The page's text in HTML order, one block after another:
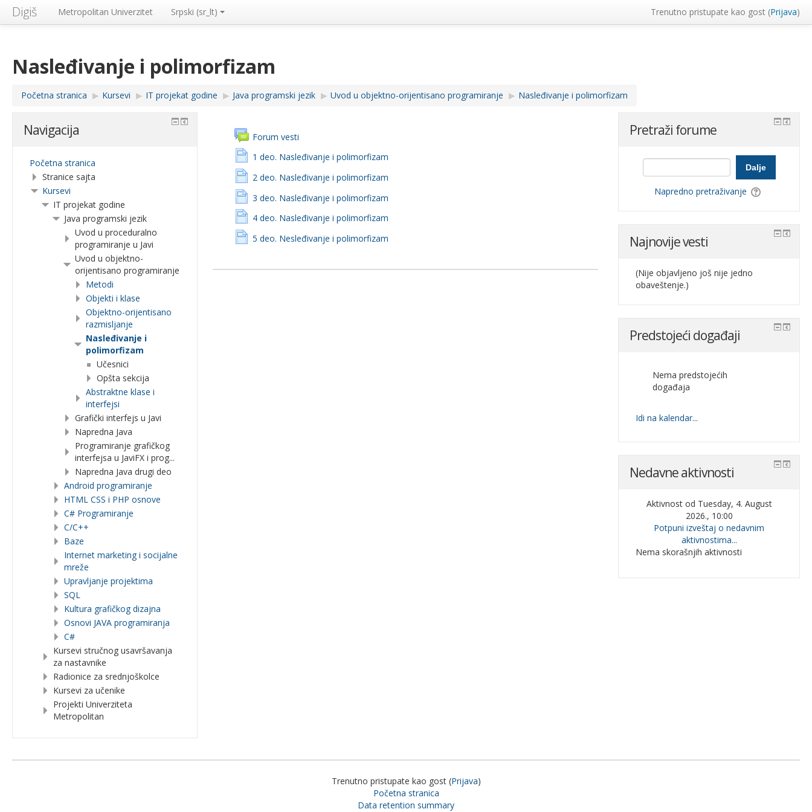
Digiš Trenutno pristupate kao gost (Prijava)
Metropolitan Univerzitet Srpski ‎(sr_lt)‎
Nasleđivanje i polimorfizam
Početna stranica ▶︎ Kursevi ▶︎ IT projekat godine ▶︎ Java programski jezik ▶︎ Uvod u objektno-orijentisano programiranje ▶︎ Nasleđivanje i polimorfizam
Forum vesti
1 deo. Nasleđivanje i polimorfizam
2 deo. Nasleđivanje i polimorfizam
3 deo. Nasleđivanje i polimorfizam
4 deo. Nasleđivanje i polimorfizam
5 deo. Nesleđivanje i polimorfizam
Navigacija
Početna stranica
Stranice sajta
Kursevi
IT projekat godine
Java programski jezik
Uvod u proceduralno
programiranje u Javi
Uvod u objektno-
orijentisano programiranje
Metodi
Objekti i klase
Objektno-orijentisano
razmisljanje
Nasleđivanje i
polimorfizam
Učesnici
Opšta sekcija
Abstraktne klase i
interfejsi
Grafički interfejs u Javi
Napredna Java
Programiranje grafičkog
interfejsa u JaviFX i prog...
Napredna Java drugi deo
Android programiranje
HTML CSS i PHP osnove
C# Programiranje
C/C++
Baze
Internet marketing i socijalne
mreže
Upravljanje projektima
SQL
Kultura grafičkog dizajna
Osnovi JAVA programiranja
C#
Kursevi stručnog usavršavanja
za nastavnike
Radionice za srednjoškolce
Kursevi za učenike
Projekti Univerziteta
Metropolitan
Pretraži forume
Dalje
Napredno pretraživanje
Najnovije vesti
(Nije objavljeno još nije jedno
obaveštenje.)
Predstojeći događaji
Nema predstojećih
događaja
Idi na kalendar...
Nedavne aktivnosti
Aktivnost od Tuesday, 4. August
2026., 10:00
Potpuni izveštaj o nedavnim
aktivnostima...
Nema skorašnjih aktivnosti
Trenutno pristupate kao gost (Prijava)
Početna stranica
Data retention summary